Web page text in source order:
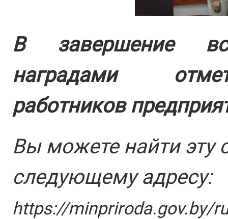
В завершение
наградами
работников
Вы можете найти эту
следующему адресу:
https://minpriroda.gov.by/